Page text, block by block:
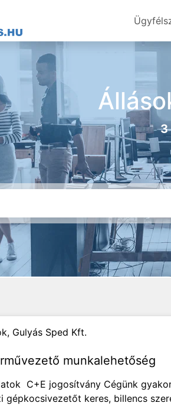
3
Gulyás Sped Kft.
munkalehetőség
C+E jogosítvány Cégünk
gépkocsivezetőt keres, billencs